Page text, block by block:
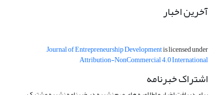
آخرین اخبار
Journal of Entrepreneurship Developmentis licensed under
Attribution-NonCommercial 4.0 International
اشتراک خبرنامه